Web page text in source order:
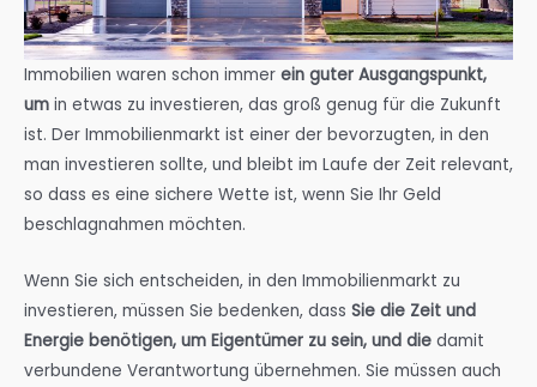
Immobilien waren schon immer ein guter Ausgangspunkt,
um in etwas zu investieren, das groß genug für die Zukunft
ist. Der Immobilienmarkt ist einer der bevorzugten, in den
man investieren sollte, und bleibt im Laufe der Zeit relevant,
so dass es eine sichere Wette ist, wenn Sie Ihr Geld
beschlagnahmen möchten.
Wenn Sie sich entscheiden, in den Immobilienmarkt zu
investieren, müssen Sie bedenken, dass Sie die Zeit und
Energie benötigen, um Eigentümer zu sein, und die damit
verbundene Verantwortung übernehmen. Sie müssen auch